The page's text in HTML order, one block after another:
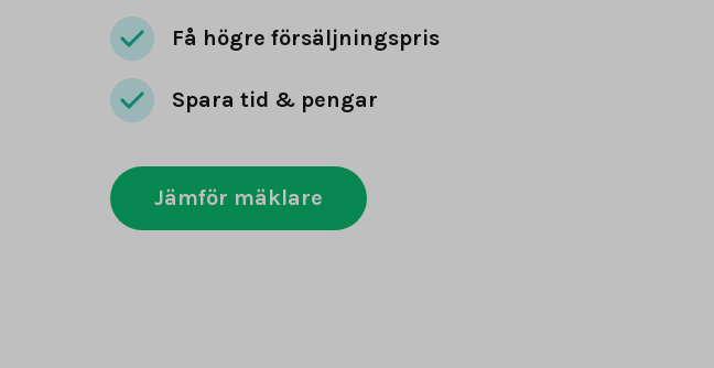
Få högre försäljningspris
Spara tid & pengar
Jämför mäklare